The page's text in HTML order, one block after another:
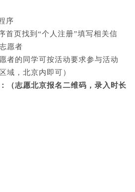
序
首页找到“个人注册”填写相关信
愿者
者的同学可按活动要求参与活动
域，北京内即可）
（志愿北京报名二维码，录入时长